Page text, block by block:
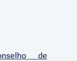
de